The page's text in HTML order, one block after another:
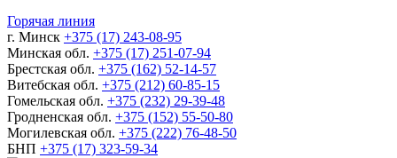
Горячая линия
г. Минск +375 (17) 243-08-95
Минская обл. +375 (17) 251-07-94
Брестская обл. +375 (162) 52-14-57
Витебская обл. +375 (212) 60-85-15
Гомельская обл. +375 (232) 29-39-48
Гродненская обл. +375 (152) 55-50-80
Могилевская обл. +375 (222) 76-48-50
БНП +375 (17) 323-59-34